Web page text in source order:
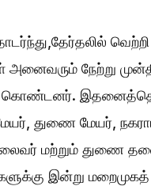
வெற்றி
அனைவரும் நேற்று
கொண்டனர்.
துணை மேயர்,
தலைவர் மற்றும் துணை
இன்று